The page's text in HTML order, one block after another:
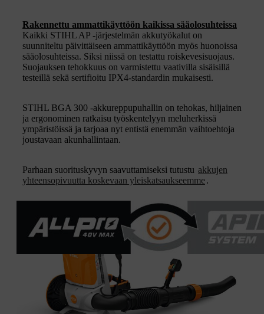
Rakennettu ammattikäyttöön kaikissa sääolosuhteissa
Kaikki STIHL AP -järjestelmän akkutyökalut on
suunniteltu päivittäiseen ammattikäyttöön myös huonoissa
sääolosuhteissa. Siksi niissä on testattu roiskevesisuojaus.
Suojauksen tehokkuus on varmistettu vaativilla sisäisillä
testeillä sekä sertifioitu IPX4-standardin mukaisesti.
STIHL BGA 300 -akkureppupuhallin on tehokas, hiljainen
ja ergonominen ratkaisu työskentelyyn meluherkissä
ympäristöissä ja tarjoaa nyt entistä enemmän vaihtoehtoja
joustavaan akunhallintaan.
Parhaan suorituskyvyn saavuttamiseksi tutustu akkujen
yhteensopivuutta koskevaan yleiskatsaukseemme.